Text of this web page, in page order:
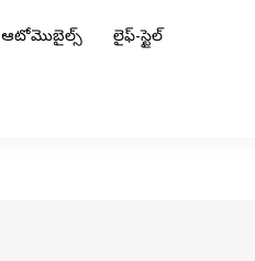
ఆటోమొబైల్స్ లైఫ్-స్టైల్